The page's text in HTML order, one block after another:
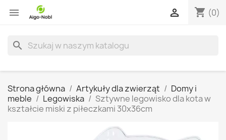
 shopping_cart (0)

search
Strona główna Artykuły dla zwierząt
Domy i
meble
Legowiska
Sztywne legowisko dla kota w
kształcie miski z piłeczkami 30x36cm